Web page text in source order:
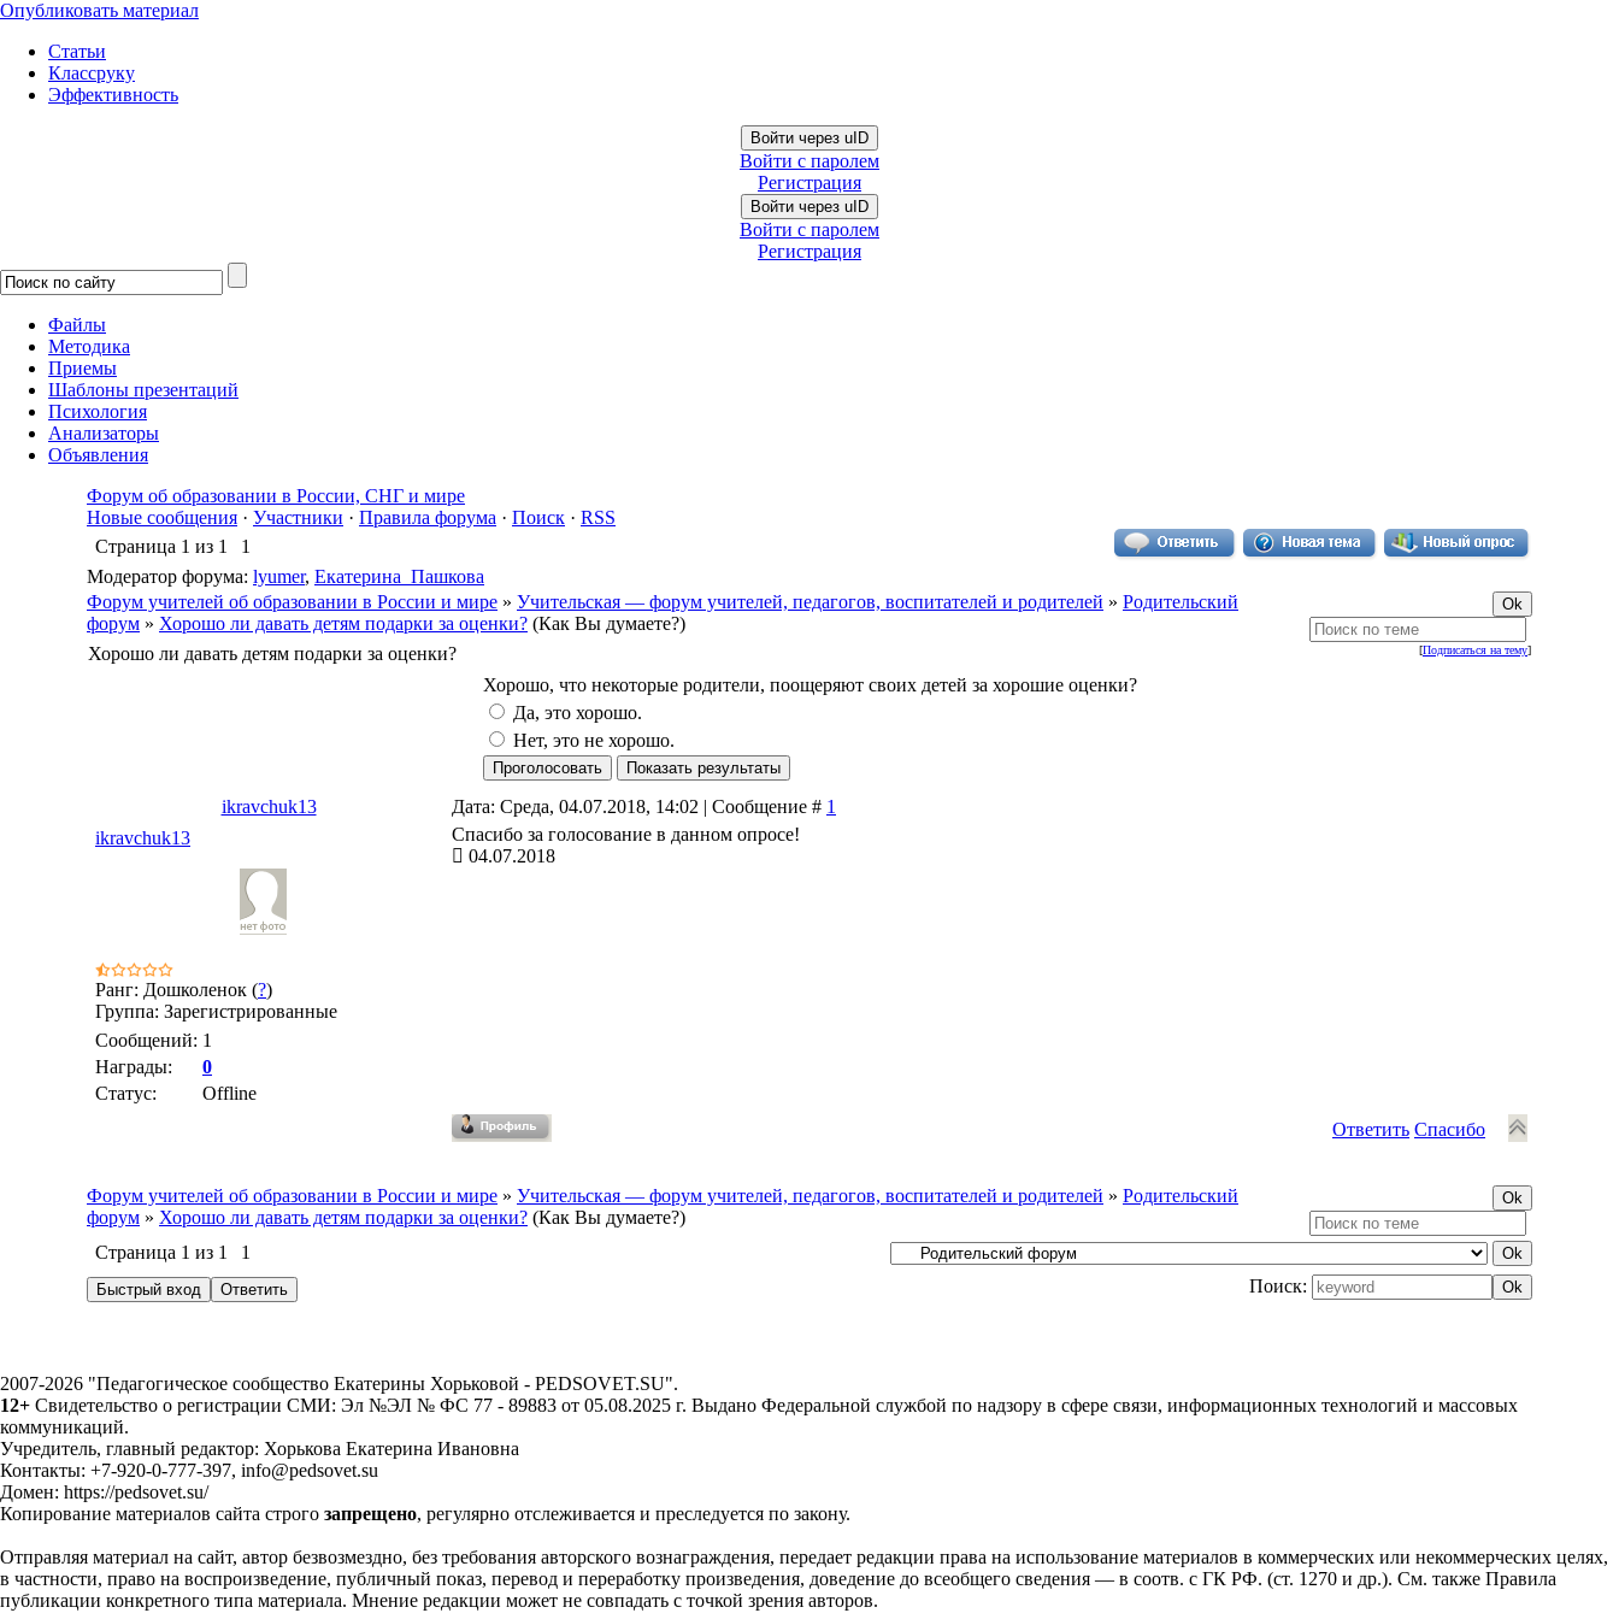
Опубликовать материал
Статьи
Классруку
Эффективность
Войти через uID
Войти с паролем
Регистрация
Войти через uID
Войти с паролем
Регистрация
Файлы
Методика
Приемы
Шаблоны презентаций
Психология
Анализаторы
Объявления
Форум об образовании в России, СНГ и мире
Новые сообщения · Участники · Правила форума · Поиск · RSS
Страница 1 из 1
1
Модератор форума: lyumer, Екатерина_Пашкова
Форум учителей об образовании в России и мире » Учительская — форум учителей, педагогов, воспитателей и родителей » Родительский
форум » Хорошо ли давать детям подарки за оценки? (Как Вы думаете?)
[Подписаться на тему]
Хорошо ли давать детям подарки за оценки?
Хорошо, что некоторые родители, поощеряют своих детей за хорошие оценки?
Да, это хорошо.
Нет, это не хорошо.
ikravchuk13 Дата: Среда, 04.07.2018, 14:02 | Сообщение # 1
ikravchuk13
Ранг: Дошколенок (?)
Группа: Зарегистрированные
Сообщений: 1
Награды:
0
Статус:
Offline
Cпасибо за голосование в данном опросе!
04.07.2018
Ответить Спасибо
Форум учителей об образовании в России и мире » Учительская — форум учителей, педагогов, воспитателей и родителей » Родительский
форум » Хорошо ли давать детям подарки за оценки? (Как Вы думаете?)
Страница 1 из 1
1
Поиск:
2007-2026 "Педагогическое сообщество Екатерины Хорьковой - PEDSOVET.SU".
12+ Свидетельство о регистрации СМИ: Эл №ЭЛ № ФС 77 - 89883 от 05.08.2025 г. Выдано Федеральной службой по надзору в сфере связи, информационных технологий и массовых
коммуникаций.
Учредитель, главный редактор: Хорькова Екатерина Ивановна
Контакты: +7-920-0-777-397, info@pedsovet.su
Домен: https://pedsovet.su/
Копирование материалов сайта строго запрещено, регулярно отслеживается и преследуется по закону.
Отправляя материал на сайт, автор безвозмездно, без требования авторского вознаграждения, передает редакции права на использование материалов в коммерческих или некоммерческих целях,
в частности, право на воспроизведение, публичный показ, перевод и переработку произведения, доведение до всеобщего сведения — в соотв. с ГК РФ. (ст. 1270 и др.). См. также Правила
публикации конкретного типа материала. Мнение редакции может не совпадать с точкой зрения авторов.